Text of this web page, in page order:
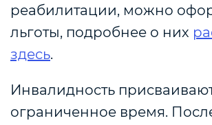
реабилитации, можно
льготы, подробнее о них
здесь.
Инвалидность
ограниченное время.